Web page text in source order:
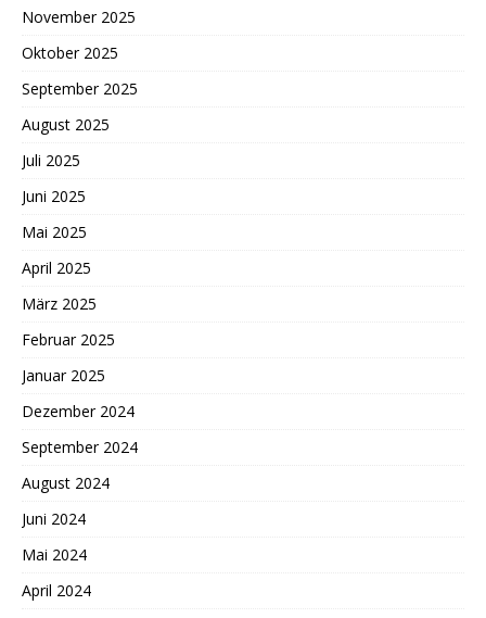
November 2025
Oktober 2025
September 2025
August 2025
Juli 2025
Juni 2025
Mai 2025
April 2025
März 2025
Februar 2025
Januar 2025
Dezember 2024
September 2024
August 2024
Juni 2024
Mai 2024
April 2024